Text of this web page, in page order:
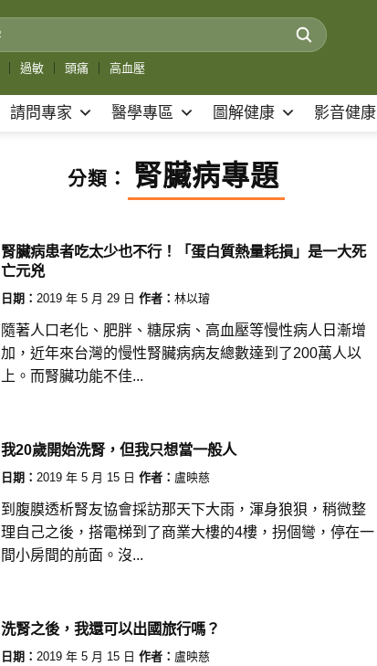
過敏 頭痛 高血壓
請問專家 醫學專區 圖解健康 影音健康
分類： 腎臟病專題
腎臟病患者吃太少也不行！「蛋白質熱量耗損」是一大死
亡元兇
日期： 2019 年 5 月 29 日 作者： 林以璿
隨著人口老化、肥胖、糖尿病、高血壓等慢性病人日漸增
加，近年來台灣的慢性腎臟病病友總數達到了200萬人以
上。而腎臟功能不佳...
我20歲開始洗腎，但我只想當一般人
日期： 2019 年 5 月 15 日 作者： 盧映慈
到腹膜透析腎友協會採訪那天下大雨，渾身狼狽，稍微整
理自己之後，搭電梯到了商業大樓的4樓，拐個彎，停在一
間小房間的前面。沒...
洗腎之後，我還可以出國旅行嗎？
日期： 2019 年 5 月 15 日 作者： 盧映慈